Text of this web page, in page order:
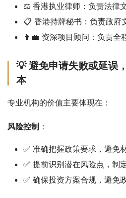
⚖️ 香港执业律师：负责法律
📋 香港持牌秘书：负责政府
👨‍💼 资深项目顾问：负责全
💡 避免申请失败或延误
本
专业机构的价值主要体现在：
风险控制 ：
✅ 准确把握政策要求，避免
✅ 提前识别潜在风险点，制
✅ 确保投资方案合规，避免